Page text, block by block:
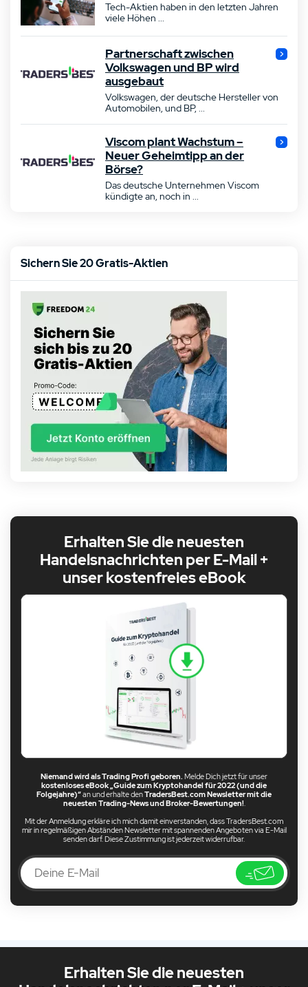
Tech-Aktien haben in den letzten Jahren
viele Höhen ...
Partnerschaft zwischen
Volkswagen und BP wird
ausgebaut
Volkswagen, der deutsche Hersteller von
Automobilen, und BP, ...
Viscom plant Wachstum –
Neuer Geheimtipp an der
Börse?
Das deutsche Unternehmen Viscom
kündigte an, noch in ...
Sichern Sie 20 Gratis-Aktien
Erhalten Sie die neuesten
Handelsnachrichten per E-Mail +
unser kostenfreies eBook
Niemand wird als Trading Profi geboren.Melde Dich jetzt für unser
kostenloses eBook „Guide zum Kryptohandel für 2022 (und die
Folgejahre)“an und erhalte denTradersBest.com Newsletter mit die
neuesten Trading-News und Broker-Bewertungen!.
Mit der Anmeldung erkläre ich mich damit einverstanden, dass TradersBest.com
mir in regelmäßigen Abständen Newsletter mit spannenden Angeboten via E-Mail
senden darf. Diese Zustimmung ist jederzeit widerrufbar.
Erhalten Sie die neuesten